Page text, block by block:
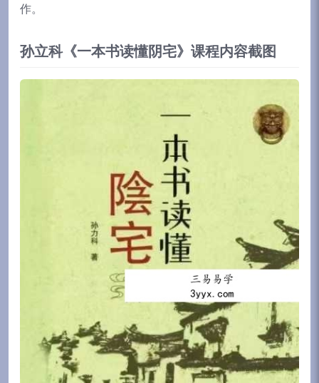
作。
孙立科《一本书读懂阴宅》课程内容截图